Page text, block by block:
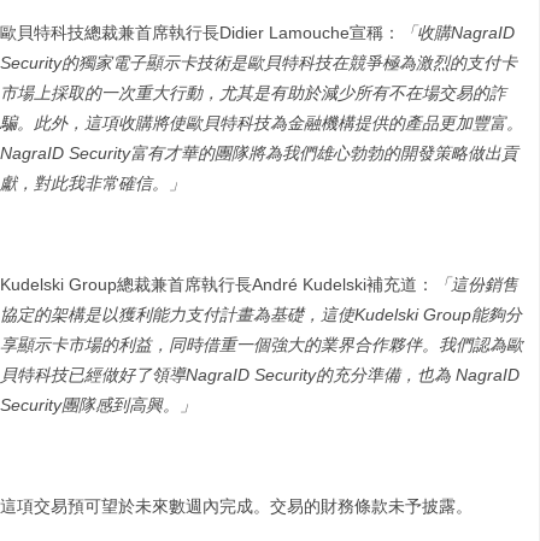
歐貝特科技總裁兼首席執行長Didier Lamouche宣稱： 「收購NagraID
Security的獨家電子顯示卡技術是歐貝特科技在競爭極為激烈的支付卡
市場上採取的一次重大行動，尤其是有助於減少所有不在場交易的詐
騙。此外，這項收購將使歐貝特科技為金融機構提供的產品更加豐富。
NagraID Security富有才華的團隊將為我們雄心勃勃的開發策略做出貢
獻，對此我非常確信。」
Kudelski Group總裁兼首席執行長André Kudelski補充道：
「這份銷售
協定的架構是以獲利能力支付計畫為基礎，這使Kudelski Group能夠分
享顯示卡市場的利益，同時借重一個強大的業界合作夥伴。我們認為歐
貝特科技已經做好了領導NagraID Security的充分準備，也為 NagraID
Security團隊感到高興。」
這項交易預可望於未來數週內完成。交易的財務條款未予披露。